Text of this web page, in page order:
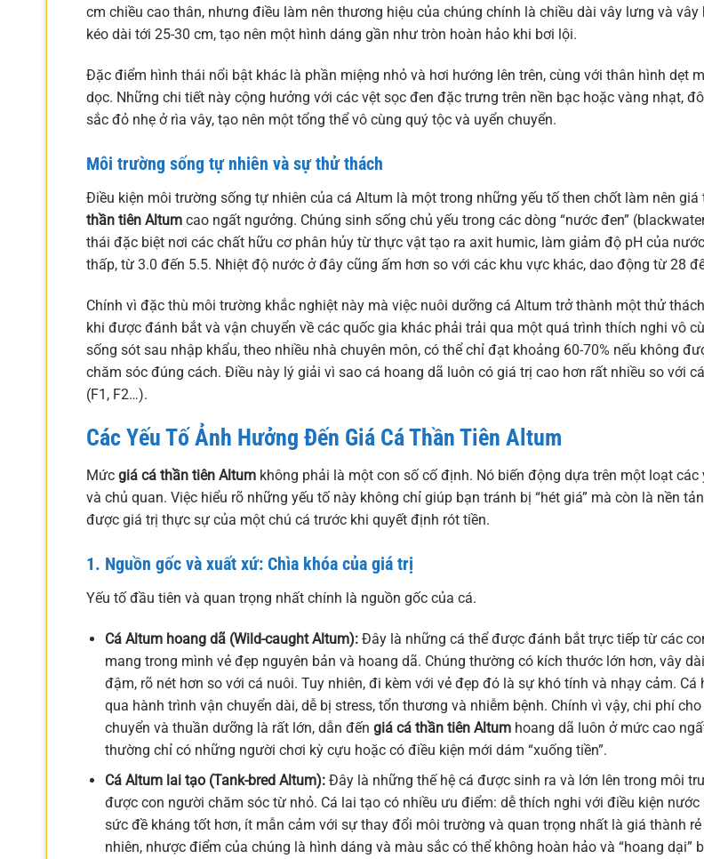
cm chiều cao thân, nhưng điều làm nên thương hiệu của chúng chính là chiều dài vây lưng và vây
kéo dài tới 25-30 cm, tạo nên một hình dáng gần như tròn hoàn hảo khi bơi lội.
Đặc điểm hình thái nổi bật khác là phần miệng nhỏ và hơi hướng lên trên, cùng với thân hình dẹt
dọc. Những chi tiết này cộng hưởng với các vệt sọc đen đặc trưng trên nền bạc hoặc vàng nhạt,
sắc đỏ nhẹ ở rìa vây, tạo nên một tổng thể vô cùng quý tộc và uyển chuyển.
Môi trường sống tự nhiên và sự thử thách
Điều kiện môi trường sống tự nhiên của cá Altum là một trong những yếu tố then chốt làm nên giá
thần tiên Altum cao ngất ngưởng. Chúng sinh sống chủ yếu trong các dòng “nước đen”
thái đặc biệt nơi các chất hữu cơ phân hủy từ thực vật tạo ra axit humic, làm giảm độ pH của
thấp, từ 3.0 đến 5.5. Nhiệt độ nước ở đây cũng ấm hơn so với các khu vực khác, dao động từ 28
Chính vì đặc thù môi trường khắc nghiệt này mà việc nuôi dưỡng cá Altum trở thành một thử
khi được đánh bắt và vận chuyển về các quốc gia khác phải trải qua một quá trình thích nghi vô
sống sót sau nhập khẩu, theo nhiều nhà chuyên môn, có thể chỉ đạt khoảng 60-70% nếu không
chăm sóc đúng cách. Điều này lý giải vì sao cá hoang dã luôn có giá trị cao hơn rất nhiều so với
(F1, F2…).
Các Yếu Tố Ảnh Hưởng Đến Giá Cá Thần Tiên Altum
Mức giá cá thần tiên Altum không phải là một con số cố định. Nó biến động dựa trên một loạt các
và chủ quan. Việc hiểu rõ những yếu tố này không chỉ giúp bạn tránh bị “hét giá” mà còn là nền
được giá trị thực sự của một chú cá trước khi quyết định rót tiền.
1. Nguồn gốc và xuất xứ: Chìa khóa của giá trị
Yếu tố đầu tiên và quan trọng nhất chính là nguồn gốc của cá.
Cá Altum hoang dã (Wild-caught Altum):Đây là những cá thể được đánh bắt trực tiếp từ các
mang trong mình vẻ đẹp nguyên bản và hoang dã. Chúng thường có kích thước lớn hơn, vây
đậm, rõ nét hơn so với cá nuôi. Tuy nhiên, đi kèm với vẻ đẹp đó là sự khó tính và nhạy cảm. Cá
qua hành trình vận chuyển dài, dễ bị stress, tổn thương và nhiễm bệnh. Chính vì vậy, chi phí
chuyển và thuần dưỡng là rất lớn, dẫn đến giá cá thần tiên Altumhoang dã luôn ở mức cao
thường chỉ có những người chơi kỳ cựu hoặc có điều kiện mới dám “xuống tiền”.
Cá Altum lai tạo (Tank-bred Altum):Đây là những thế hệ cá được sinh ra và lớn lên trong môi
được con người chăm sóc từ nhỏ. Cá lai tạo có nhiều ưu điểm: dễ thích nghi với điều kiện
sức đề kháng tốt hơn, ít mẫn cảm với sự thay đổi môi trường và quan trọng nhất là giá thành
nhiên, nhược điểm của chúng là hình dáng và màu sắc có thể không hoàn hảo và “hoang dại”